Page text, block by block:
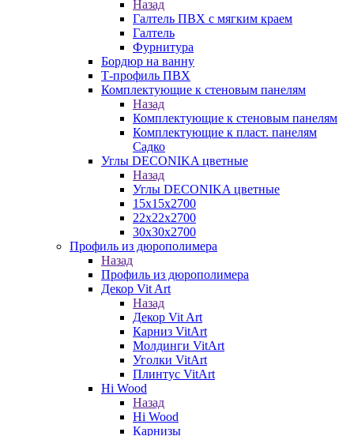
Назад
Галтель ПВХ с мягким краем
Галтель
Фурнитура
Бордюр на ванну
Т-профиль ПВХ
Комплектующие к стеновым панелям
Назад
Комплектующие к стеновым панелям
Комплектующие к пласт. панелям
Садко
Углы DECONIKA цветные
Назад
Углы DECONIKA цветные
15х15х2700
22х22х2700
30х30х2700
Профиль из дюрополимера
Назад
Профиль из дюрополимера
Декор Vit Art
Назад
Декор Vit Art
Карниз VitArt
Молдинги VitArt
Уголки VitArt
Плинтус VitArt
Hi Wood
Назад
Hi Wood
Карнизы